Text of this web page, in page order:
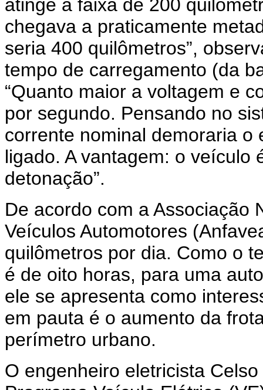
atinge a faixa de 200
chegava a praticamente
seria 400 quilômetros”,
tempo de carregamento (da
“Quanto maior a voltagem e
por segundo. Pensando no
corrente nominal demoraria o
ligado. A vantagem: o veículo
detonação”.
De acordo com a Associação
Veículos Automotores
quilômetros por dia. Como o
é de oito horas, para uma
ele se apresenta como
em pauta é o aumento da
perímetro urbano.
O engenheiro eletricista